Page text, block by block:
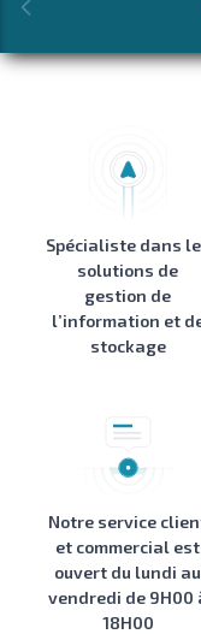
Spécialiste dans
solutions de
gestion de
l’information et
stockage
Notre service
et commercial est
ouvert du lundi au
vendredi de 9H00
18H00